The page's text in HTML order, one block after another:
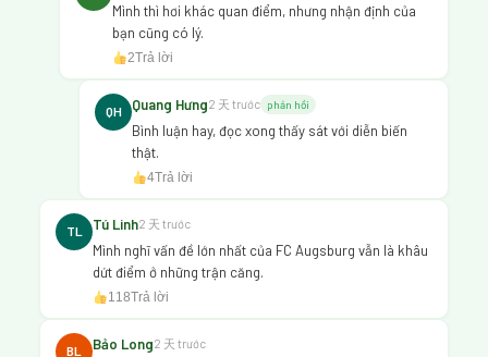
Mình thì hơi khác quan điểm, nhưng nhận định của
bạn cũng có lý.
2Trả lời
QH Quang Hưng2 天 trước phản hồi
Bình luận hay, đọc xong thấy sát với diễn biến
thật.
4Trả lời
TL Tú Linh2 天 trước
Mình nghĩ vấn đề lớn nhất của FC Augsburg vẫn là khâu
dứt điểm ở những trận căng.
118Trả lời
BL Bảo Long2 天 trước